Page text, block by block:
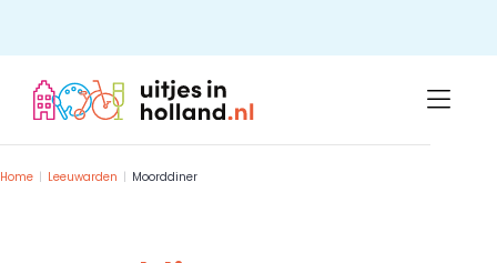
content
Home Leeuwarden Moorddiner